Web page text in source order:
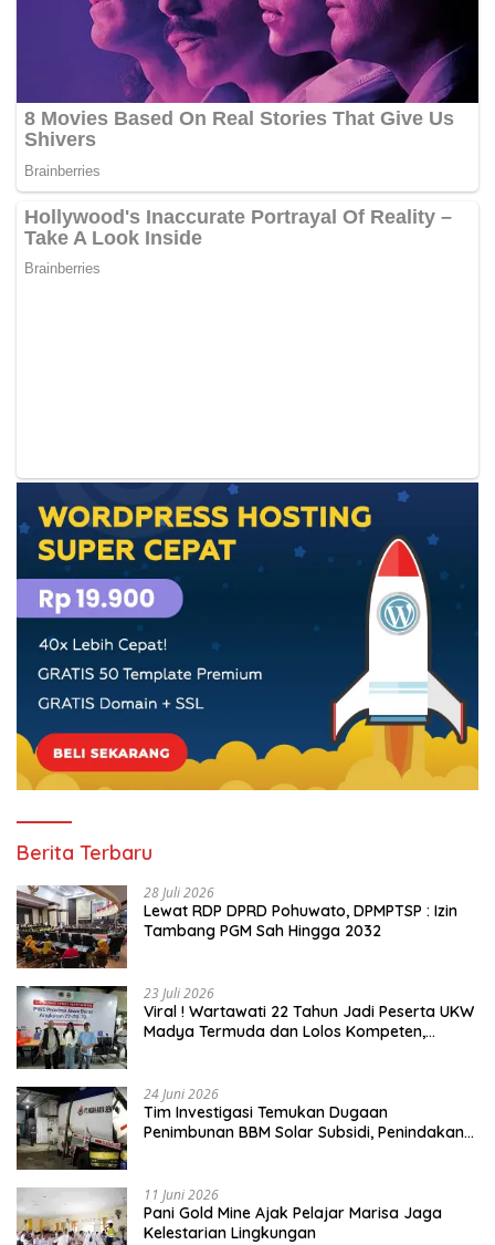
Berita Terbaru
28 Juli 2026
Lewat RDP DPRD Pohuwato, DPMPTSP : Izin
Tambang PGM Sah Hingga 2032
23 Juli 2026
Viral ! Wartawati 22 Tahun Jadi Peserta UKW
Madya Termuda dan Lolos Kompeten,
24 Juni 2026
Tim Investigasi Temukan Dugaan
Penimbunan BBM Solar Subsidi, Penindakan
11 Juni 2026
Pani Gold Mine Ajak Pelajar Marisa Jaga
Kelestarian Lingkungan